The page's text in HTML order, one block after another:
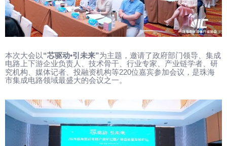
本次大会以“芯驱动•引未来”为主题，邀请了政府部门领导、集成
电路上下游企业负责人、技术骨干、行业专家、产业链学者、研
究机构、媒体记者、投融资机构等220位嘉宾参加会议，是珠海
市集成电路领域最盛大的会议之一。